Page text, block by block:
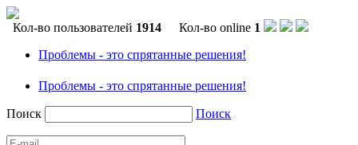
Кол-во пользователей 1914 Кол-во online 1
Проблемы - это спрятанные решения!
Проблемы - это спрятанные решения!
Поиск Поиск